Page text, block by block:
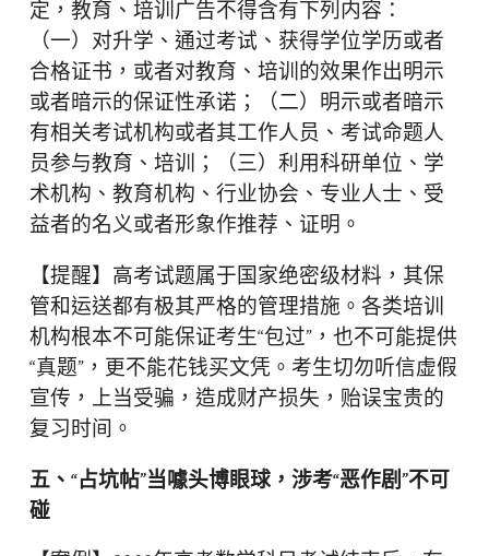
定，教育、培训广告不得含有下列内容：
（一）对升学、通过考试、获得学位学历或者
合格证书，或者对教育、培训的效果作出明示
或者暗示的保证性承诺；（二）明示或者暗示
有相关考试机构或者其工作人员、考试命题人
员参与教育、培训；（三）利用科研单位、学
术机构、教育机构、行业协会、专业人士、受
益者的名义或者形象作推荐、证明。
【提醒】高考试题属于国家绝密级材料，其保
管和运送都有极其严格的管理措施。各类培训
机构根本不可能保证考生“包过”，也不可能提供
“真题”，更不能花钱买文凭。考生切勿听信虚假
宣传，上当受骗，造成财产损失，贻误宝贵的
复习时间。
五、“占坑帖”当噱头博眼球，涉考“恶作剧”不可
碰